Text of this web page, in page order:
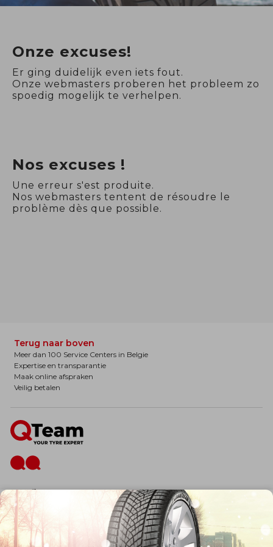
Onze excuses!
Er ging duidelijk even iets fout.
Onze webmasters proberen het probleem zo
spoedig mogelijk te verhelpen.
Nos excuses !
Une erreur s'est produite.
Nos webmasters tentent de résoudre le
problème dès que possible.
Terug naar boven
Meer dan 100 Service Centers in Belgie
Expertise en transparantie
Maak online afspraken
Veilig betalen
De firma
Wie zijn wij?
Blog
Onze dienstverlening